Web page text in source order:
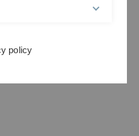
der Brotkultur
policy